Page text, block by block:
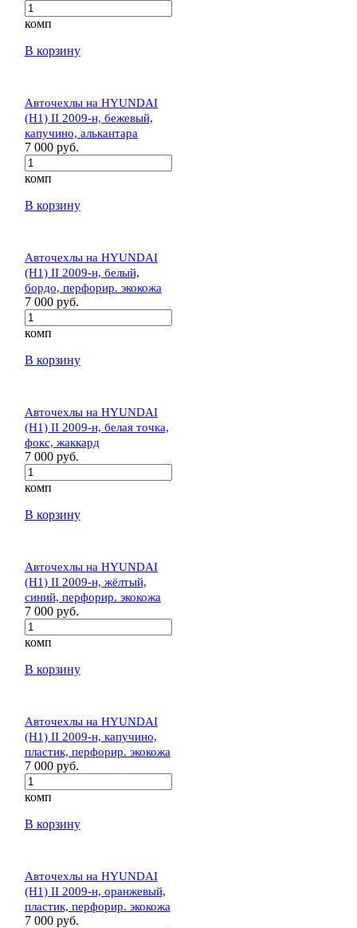
комп
В корзину
Авточехлы на HYUNDAI
(H1) II 2009-н, бежевый,
капучино, алькантара
7 000 руб.
комп
В корзину
Авточехлы на HYUNDAI
(H1) II 2009-н, белый,
бордо, перфорир. экокожа
7 000 руб.
комп
В корзину
Авточехлы на HYUNDAI
(H1) II 2009-н, белая точка,
фокс, жаккард
7 000 руб.
комп
В корзину
Авточехлы на HYUNDAI
(H1) II 2009-н, жёлтый,
синий, перфорир. экокожа
7 000 руб.
комп
В корзину
Авточехлы на HYUNDAI
(H1) II 2009-н, капучино,
пластик, перфорир. экокожа
7 000 руб.
комп
В корзину
Авточехлы на HYUNDAI
(H1) II 2009-н, оранжевый,
пластик, перфорир. экокожа
7 000 руб.